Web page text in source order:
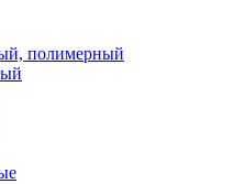
полимерный